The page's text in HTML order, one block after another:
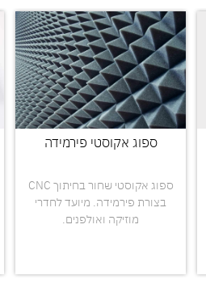
ספוג אקוסטי פירמידה
ספוג אקוסטי שחור בחיתוך CNC
בצורת פירמידה. מיועד לחדרי
מוזיקה ואולפנים.